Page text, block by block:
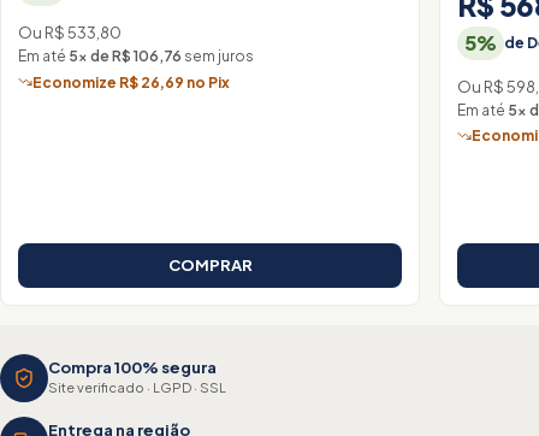
Ou R$ 533,80
Em até 5× de R$ 106,76 sem juros
Economize R$ 26,69 no Pix
COMPRAR
5% de
Ou R$
Em até 5×
Compra 100% segura
Site verificado · LGPD · SSL
Entrega na região